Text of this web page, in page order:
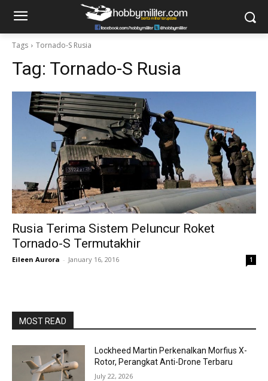
Tags Tornado-S Rusia
Tag: Tornado-S Rusia
Rusia Terima Sistem Peluncur Roket
Tornado-S Termutakhir
Eileen Aurora - January 16, 2016 1
MOST READ
Lockheed Martin Perkenalkan Morfius X-
Rotor, Perangkat Anti-Drone Terbaru
July 22, 2026